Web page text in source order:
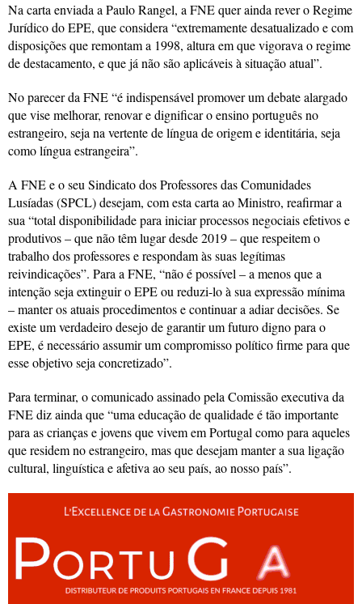
Na carta enviada a Paulo Rangel, a FNE quer ainda rever o Regime
Jurídico do EPE, que considera “extremamente desatualizado e com
disposições que remontam a 1998, altura em que vigorava o regime
de destacamento, e que já não são aplicáveis à situação atual”.
No parecer da FNE “é indispensável promover um debate alargado
que vise melhorar, renovar e dignificar o ensino português no
estrangeiro, seja na vertente de língua de origem e identitária, seja
como língua estrangeira”.
A FNE e o seu Sindicato dos Professores das Comunidades
Lusíadas (SPCL) desejam, com esta carta ao Ministro, reafirmar a
sua “total disponibilidade para iniciar processos negociais efetivos e
produtivos – que não têm lugar desde 2019 – que respeitem o
trabalho dos professores e respondam às suas legítimas
reivindicações”. Para a FNE, “não é possível – a menos que a
intenção seja extinguir o EPE ou reduzi-lo à sua expressão mínima
– manter os atuais procedimentos e continuar a adiar decisões. Se
existe um verdadeiro desejo de garantir um futuro digno para o
EPE, é necessário assumir um compromisso político firme para que
esse objetivo seja concretizado”.
Para terminar, o comunicado assinado pela Comissão executiva da
FNE diz ainda que “uma educação de qualidade é tão importante
para as crianças e jovens que vivem em Portugal como para aqueles
que residem no estrangeiro, mas que desejam manter a sua ligação
cultural, linguística e afetiva ao seu país, ao nosso país”.